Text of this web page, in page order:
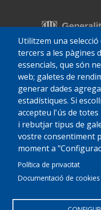
Utilitzem una
tercers a les pàgines
essencials, que són
web; galetes de
generar dades
estadístiques. Si
accepteu l'ús de totes
i rebutjar tipus de
vostre consentiment
moment a
Política de privacitat
Documentació de cookies